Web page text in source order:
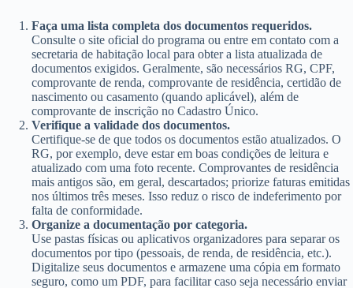
Faça uma lista completa dos documentos requeridos.
Consulte o site oficial do programa ou entre em contato com a
secretaria de habitação local para obter a lista atualizada de
documentos exigidos. Geralmente, são necessários RG, CPF,
comprovante de renda, comprovante de residência, certidão de
nascimento ou casamento (quando aplicável), além de
comprovante de inscrição no Cadastro Único.
Verifique a validade dos documentos.
Certifique-se de que todos os documentos estão atualizados. O
RG, por exemplo, deve estar em boas condições de leitura e
atualizado com uma foto recente. Comprovantes de residência
mais antigos são, em geral, descartados; priorize faturas emitidas
nos últimos três meses. Isso reduz o risco de indeferimento por
falta de conformidade.
Organize a documentação por categoria.
Use pastas físicas ou aplicativos organizadores para separar os
documentos por tipo (pessoais, de renda, de residência, etc.).
Digitalize seus documentos e armazene uma cópia em formato
seguro, como um PDF, para facilitar caso seja necessário enviar